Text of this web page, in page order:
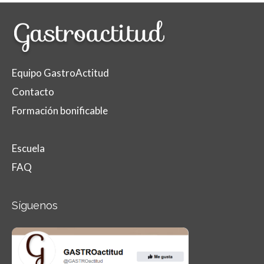
Equipo GastroActitud
Contacto
Formación bonificable
Escuela
FAQ
Síguenos